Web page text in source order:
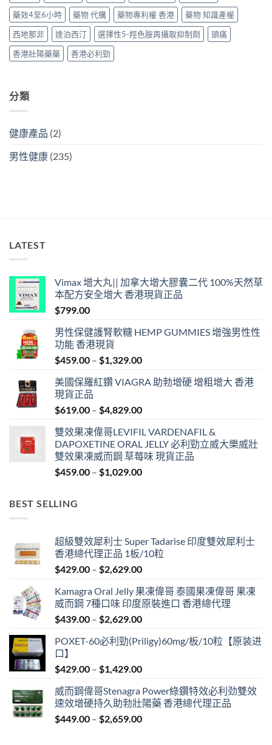
法〉
中
方
法〉
中
藥效4至6小時
藥物 代購 藥物專利權 香港
藥物 知識產權
西地那非
達泊西汀 選擇性5-羥色胺再攝取抑制劑
頭痛
香港壯陽藥藥
香港必利勁
分類
健康產品 (2)
男性健康 (235)
LATEST
Vimax 增大丸|| 加拿大增大膠囊二代 100%天然草
本配方安全增大 香港現貨正品
$799.00
男性保健護腎軟糖 HEMP GUMMIES 增強男性性
功能 香港現貨
$459.00 – $1,329.00Price
$459.00
$1,329.00
美國保羅紅鑽 VIAGRA 助勃增硬 增粗增大 香港
現貨正品
$619.00 – $4,829.00Price
$619.00
through
$4,829.00
雙效果凍偉哥LEVIFIL VARDENAFIL &
DAPOXETINE ORAL JELLY 必利勁立威大樂威壯
雙效果凍威而鋼 草莓味 現貨正品
$459.00 – $1,029.00Price
BEST SELLING
超級雙效犀利士 Super Tadarise 印度雙效犀利士
香港總代理正品 1板/10粒
$429.00 – $2,629.00Price
$429.00
through
$2,629.00
Kamagra Oral Jelly 果凍偉哥 泰國果凍偉哥 果凍
威而鋼 7種口味 印度原裝進口 香港總代理
$439.00 – $2,629.00Price
$439.00
$2,629.00
POXET-60必利勁(Priligy)60mg/板/10粒【原装进
口】
$429.00 – $1,429.00Price
$429.00
through
$1,429.00
威而鋼偉哥Stenagra Power綠鑽特效必利劲雙效
速效增硬持久助勃壯陽藥 香港總代理正品
$449.00 – $2,659.00Price